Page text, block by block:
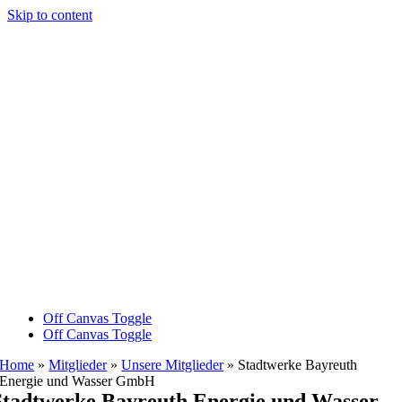
Skip to content
Off Canvas Toggle
Off Canvas Toggle
Home »Mitglieder»Unsere Mitglieder» Stadtwerke Bayreuth
Energie und Wasser GmbH